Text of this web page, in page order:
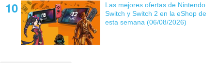
Las mejores ofertas de Nintendo
Switch y Switch 2 en la eShop de
esta semana (06/08/2026)